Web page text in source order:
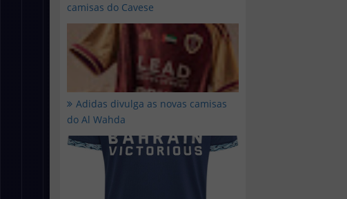
camisas do Cavese
Adidas divulga as novas camisas
do Al Wahda